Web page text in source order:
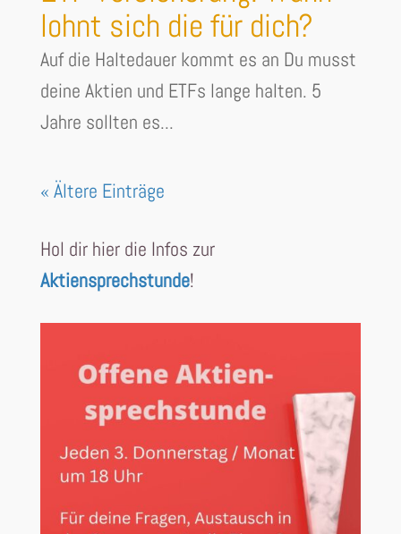
lohnt sich die für dich?
Auf die Haltedauer kommt es an Du musst
deine Aktien und ETFs lange halten. 5
Jahre sollten es...
« Ältere Einträge
Hol dir hier die Infos zur
Aktiensprechstunde!